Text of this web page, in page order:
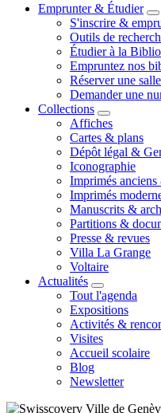
Emprunter & Étudier
S'inscrire &
Outils de
Étudier à la
Empruntez nos
Réserver une
Demander une
Collections
Affiches
Cartes & plans
Dépôt légal &
Iconographie
Imprimés
Imprimés
Manuscrits &
Partitions &
Presse & revues
Villa La Grange
Voltaire
Actualités
Tout l'agenda
Expositions
Activités &
Visites
Accueil scolaire
Blog
Newsletter